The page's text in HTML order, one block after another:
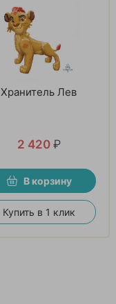
Хранитель Лев
2 420 ₽
В корзину
Купить в 1 клик